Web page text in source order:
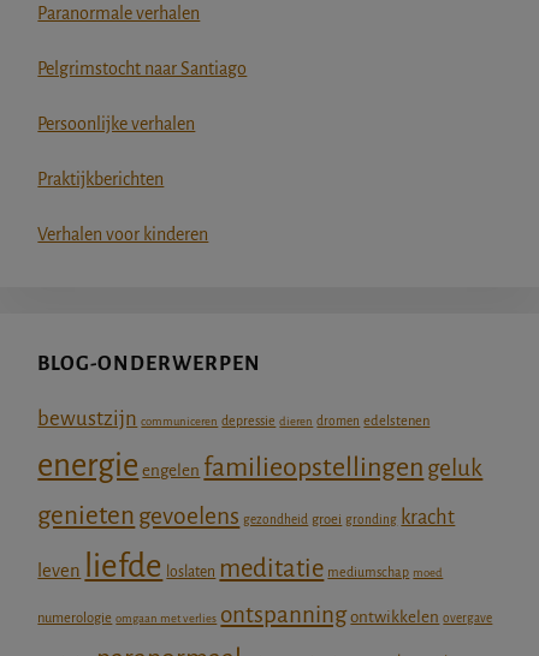
Paranormale verhalen
Pelgrimstocht naar Santiago
Persoonlijke verhalen
Praktijkberichten
Verhalen voor kinderen
BLOG-ONDERWERPEN
bewustzijn communiceren depressie dieren dromen edelstenen
energie engelen familieopstellingen geluk
genieten gevoelens gezondheid groei gronding kracht
leven liefde loslaten meditatie mediumschap moed
numerologie omgaan met verlies ontspanning ontwikkelen overgave